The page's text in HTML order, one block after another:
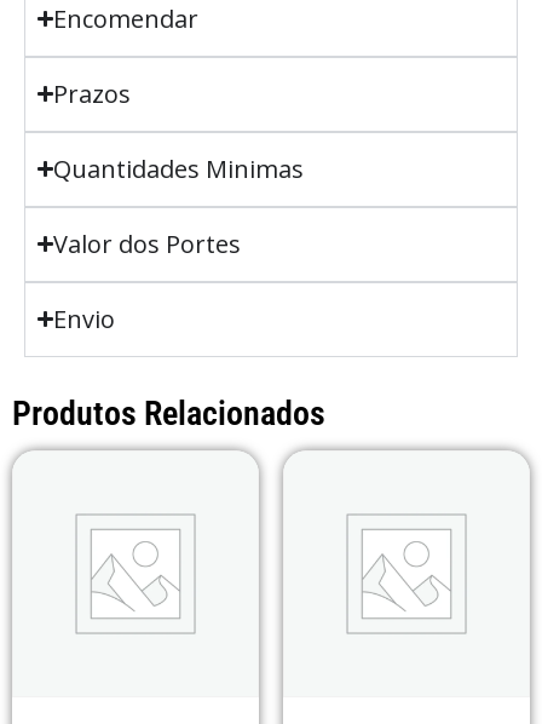
Encomendar
Prazos
Quantidades Minimas
Valor dos Portes
Envio
Produtos Relacionados